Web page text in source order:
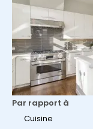
Par rapport à
Cuisine